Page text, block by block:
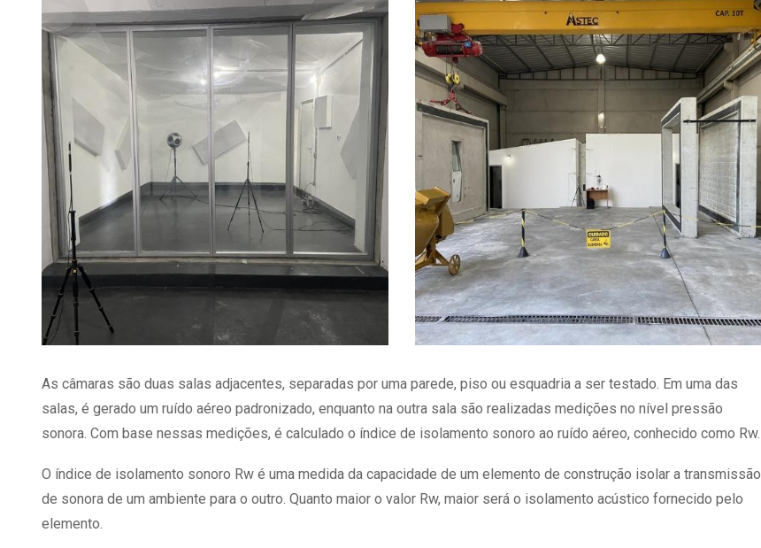
As câmaras são duas salas adjacentes, separadas por uma parede, piso ou esquadria a ser testado. Em uma das
salas, é gerado um ruído aéreo padronizado, enquanto na outra sala são realizadas medições no nível pressão
sonora. Com base nessas medições, é calculado o índice de isolamento sonoro ao ruído aéreo, conhecido como Rw.
O índice de isolamento sonoro Rw é uma medida da capacidade de um elemento de construção isolar a transmissão
de sonora de um ambiente para o outro. Quanto maior o valor Rw, maior será o isolamento acústico fornecido pelo
elemento.